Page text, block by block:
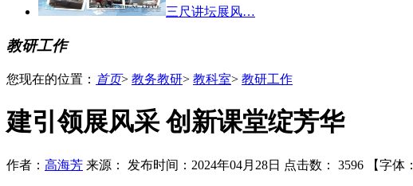
三尺讲坛展风…
教研工作
您现在的位置： 首页> 教务教研> 教科室> 教研工作
建引领展风采 创新课堂绽芳华
作者： 高海芳 来源： 发布时间：2024年04月28日 点击数： 3596 【字体：